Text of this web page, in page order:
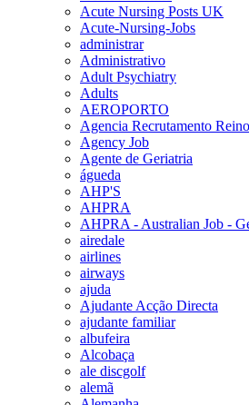
Acute Nursing Posts UK
Acute-Nursing-Jobs
administrar
Administrativo
Adult Psychiatry
Adults
AEROPORTO
Agencia Recrutamento
Agency Job
Agente de Geriatria
águeda
AHP'S
AHPRA
AHPRA - Australian Job -
airedale
airlines
airways
ajuda
Ajudante Acção Directa
ajudante familiar
albufeira
Alcobaça
ale discgolf
alemã